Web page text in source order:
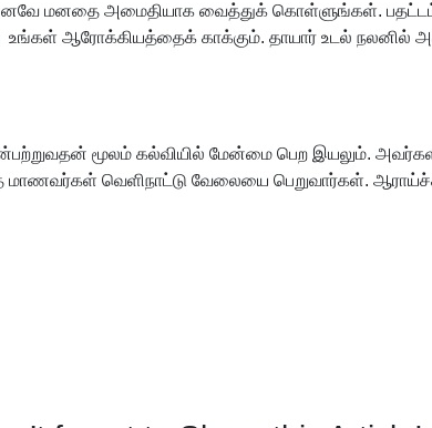
மனதை அமைதியாக வைத்துக் கொள்ளுங்கள்.
ஆரோக்கியத்தைக் காக்கும். தாயார் உடல் நலனில்
பின்பற்றுவதன் மூலம் கல்வியில் மேன்மை பெற
மாணவர்கள் வெளிநாட்டு வேலையை பெறுவார்கள்.